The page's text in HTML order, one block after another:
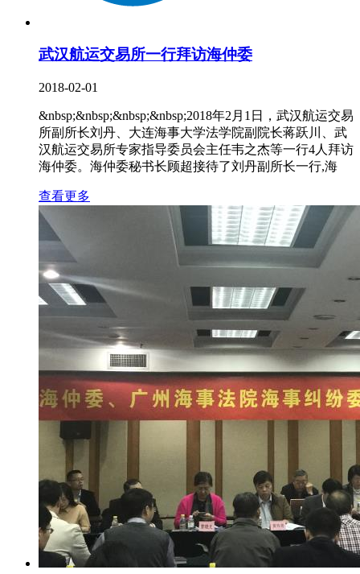
武汉航运交易所一行拜访海仲委
2018-02-01
&nbsp;&nbsp;&nbsp;&nbsp;2018年2月1日，武汉航运交易
所副所长刘丹、大连海事大学法学院副院长蒋跃川、武
汉航运交易所专家指导委员会主任韦之杰等一行4人拜访
海仲委。海仲委秘书长顾超接待了刘丹副所长一行,海
查看更多